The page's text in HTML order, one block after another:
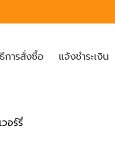
การสั่งซื้อ แจ้งชำระเงิน
อร์รี่